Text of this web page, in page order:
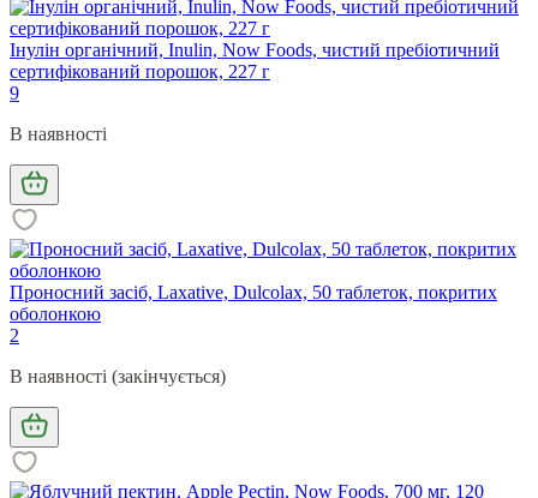
Інулін органічний, Inulin, Now Foods, чистий пребіотичний
сертифікований порошок, 227 г
9
В наявності
Проносний засіб, Laxative, Dulcolax, 50 таблеток, покритих
оболонкою
2
В наявності (закінчується)